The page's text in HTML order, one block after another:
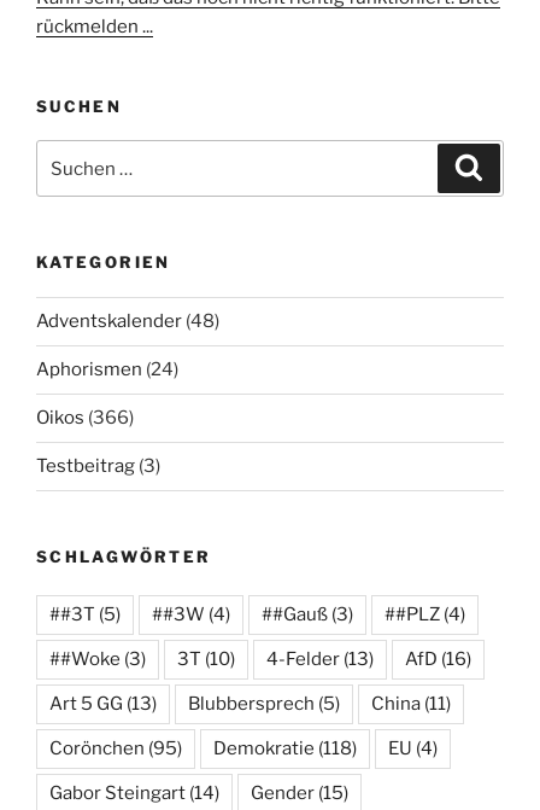
rückmelden ...
SUCHEN
nach:
KATEGORIEN
Adventskalender (48)
Aphorismen (24)
Oikos (366)
Testbeitrag (3)
SCHLAGWÖRTER
##3T (5) ##3W (4) ##Gauß (3) ##PLZ (4)
##Woke (3) 3T (10) 4-Felder (13) AfD (16)
Art 5 GG (13) Blubbersprech (5) China (11)
Corönchen (95) Demokratie (118) EU (4)
Gabor Steingart (14) Gender (15)